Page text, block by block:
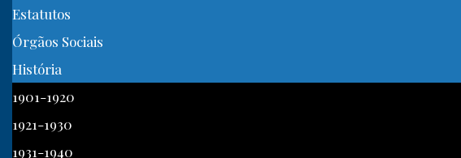
Estatutos
Órgãos Sociais
História
1901-1920
1921-1930
1931-1940